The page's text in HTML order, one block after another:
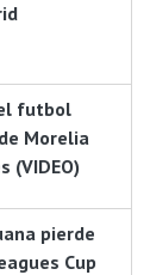
futbol
Morelia
(VIDEO)
pierde
Cup